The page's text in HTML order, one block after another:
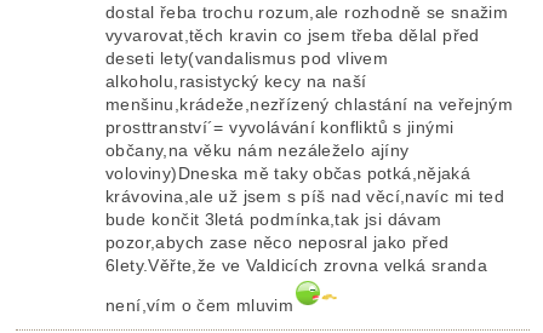
dostal řeba trochu rozum,ale rozhodně se snažim
vyvarovat,těch kravin co jsem třeba dělal před
deseti lety(vandalismus pod vlivem
alkoholu,rasistycký kecy na naší
menšinu,krádeže,nezřízený chlastání na veřejným
prosttranství´= vyvolávání konfliktů s jinými
občany,na věku nám nezáleželo ajíny
voloviny)Dneska mě taky občas potká,nějaká
krávovina,ale už jsem s píš nad věcí,navíc mi ted
bude končit 3letá podmínka,tak jsi dávam
pozor,abych zase něco neposral jako před
6lety.Věřte,že ve Valdicích zrovna velká sranda
není,vím o čem mluvim